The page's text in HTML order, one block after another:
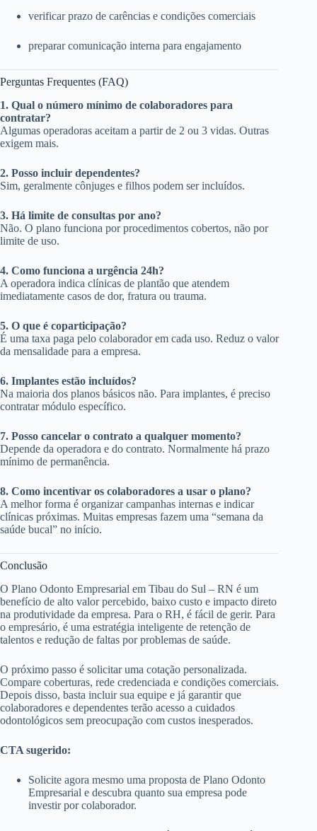
verificar prazo de carências e condições comerciais
preparar comunicação interna para engajamento
Perguntas Frequentes (FAQ)
1. Qual o número mínimo de colaboradores para
contratar?
Algumas operadoras aceitam a partir de 2 ou 3 vidas. Outras
exigem mais.
2. Posso incluir dependentes?
Sim, geralmente cônjuges e filhos podem ser incluídos.
3. Há limite de consultas por ano?
Não. O plano funciona por procedimentos cobertos, não por
limite de uso.
4. Como funciona a urgência 24h?
A operadora indica clínicas de plantão que atendem
imediatamente casos de dor, fratura ou trauma.
5. O que é coparticipação?
É uma taxa paga pelo colaborador em cada uso. Reduz o valor
da mensalidade para a empresa.
6. Implantes estão incluídos?
Na maioria dos planos básicos não. Para implantes, é preciso
contratar módulo específico.
7. Posso cancelar o contrato a qualquer momento?
Depende da operadora e do contrato. Normalmente há prazo
mínimo de permanência.
8. Como incentivar os colaboradores a usar o plano?
A melhor forma é organizar campanhas internas e indicar
clínicas próximas. Muitas empresas fazem uma “semana da
saúde bucal” no início.
Conclusão
O Plano Odonto Empresarial em Tibau do Sul – RN é um
benefício de alto valor percebido, baixo custo e impacto direto
na produtividade da empresa. Para o RH, é fácil de gerir. Para
o empresário, é uma estratégia inteligente de retenção de
talentos e redução de faltas por problemas de saúde.
O próximo passo é solicitar uma cotação personalizada.
Compare coberturas, rede credenciada e condições comerciais.
Depois disso, basta incluir sua equipe e já garantir que
colaboradores e dependentes terão acesso a cuidados
odontológicos sem preocupação com custos inesperados.
CTA sugerido:
Solicite agora mesmo uma proposta de Plano Odonto
Empresarial e descubra quanto sua empresa pode
investir por colaborador.